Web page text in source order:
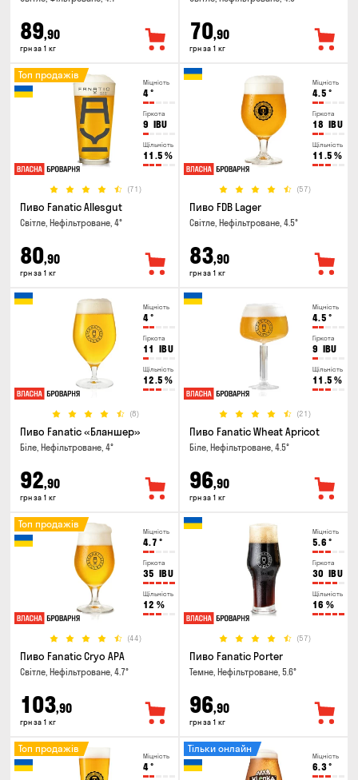
89,90
грн за 1 кг
70,90
грн за 1 кг
Міцність
4°
Гіркота
9 IBU
Щільність
11.5 %
(71)
Топ продажів
Пиво Fanatic Allesgut
Світле, Нефільтроване, 4°
80,90
грн за 1 кг
Міцність
4.5 °
Гіркота
18 IBU
Щільність
11.5 %
(57)
Пиво FDB Lager
Світле, Нефільтроване, 4.5°
83,90
грн за 1 кг
Міцність
4°
Гіркота
11 IBU
Щільність
12.5 %
(8)
Пиво Fanatic «Бланшер»
Біле, Нефільтроване, 4°
92,90
грн за 1 кг
Міцність
4.5 °
Гіркота
9 IBU
Щільність
11.5 %
(21)
Пиво Fanatic Wheat Apricot
Біле, Нефільтроване, 4.5°
96,90
грн за 1 кг
Міцність
4.7 °
Гіркота
35 IBU
Щільність
12 %
(44)
Топ продажів
Пиво Fanatic Cryo APA
Світле, Нефільтроване, 4.7°
103,90
грн за 1 кг
Міцність
5.6 °
Гіркота
30 IBU
Щільність
16 %
(57)
Пиво Fanatic Porter
Темне, Нефільтроване, 5.6°
96,90
грн за 1 кг
Міцність
4°
Топ продажів
Міцність
6.3°
Тільки онлайн